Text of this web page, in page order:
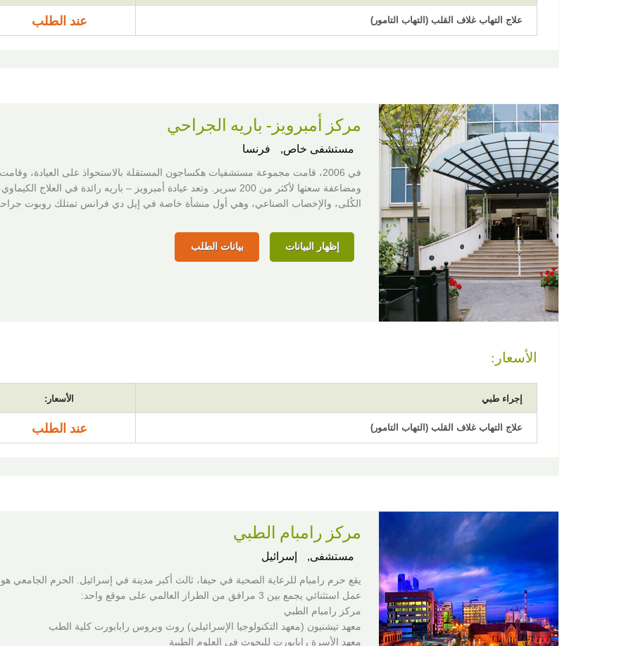
علاج التهاب غلاف القلب (التهاب التامور) عند الطلب
مركز أمبرويز- باريه الجراحي
مستشفى خاص, فرنسا
في 2006، قامت مجموعة مستشفيات هكساجون المستقلة بالاستحواذ على العيادة،
ومضاعفة سعتها لأكثر من 200 سرير. وتعد عيادة أمبرويز – باريه رائدة في العلاج
الكُلى، والإخصاب الصناعي، وهي أول منشأة خاصة في إيل دي فرانس تمتلك روبوت
إظهار البيانات بيانات الطلب
الأسعار:
إجراء طبي الأسعار:
علاج التهاب غلاف القلب (التهاب التامور) عند الطلب
مركز رامبام الطبي
مستشفى, إسرائيل
يقع حرم رامبام للرعاية الصحية في حيفا، ثالث أكبر مدينة في إسرائيل. الحرم الجامعي
عمل استثنائي يجمع بين 3 مرافق من الطراز العالمي على موقع واحد:
مركز رامبام الطبي
معهد تيشنيون (معهد التكنولوجيا الإسرائيلي) روث وبروس رابابورت كلية الطب
معهد الأسرة رابابورت للبحوث في العلوم الطبية